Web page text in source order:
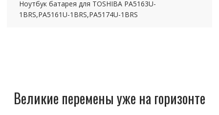
Ноутбук батарея для TOSHIBA PA5163U-
1BRS,PA5161U-1BRS,PA5174U-1BRS
Великие перемены уже на горизонте